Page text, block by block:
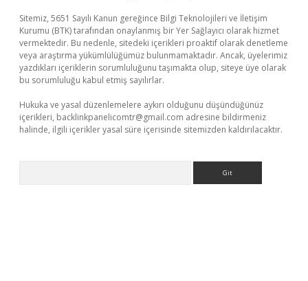
Sitemiz, 5651 Sayılı Kanun gereğince Bilgi Teknolojileri ve İletişim
Kurumu (BTK) tarafından onaylanmış bir Yer Sağlayıcı olarak hizmet
vermektedir. Bu nedenle, sitedeki içerikleri proaktif olarak denetleme
veya araştırma yükümlülüğümüz bulunmamaktadır. Ancak, üyelerimiz
yazdıkları içeriklerin sorumluluğunu taşımakta olup, siteye üye olarak
bu sorumluluğu kabul etmiş sayılırlar.
Hukuka ve yasal düzenlemelere aykırı olduğunu düşündüğünüz
içerikleri, backlinkpanelicomtr@gmail.com adresine bildirmeniz
halinde, ilgili içerikler yasal süre içerisinde sitemizden kaldırılacaktır.